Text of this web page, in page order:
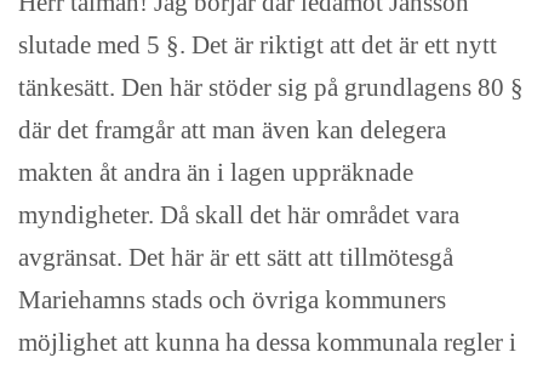
slutade med 5 §. Det är riktigt att det är ett nytt
tänkesätt. Den här stöder sig på grundlagens 80 §
där det framgår att man även kan delegera
makten åt andra än i lagen uppräknade
myndigheter. Då skall det här området vara
avgränsat. Det här är ett sätt att tillmötesgå
Mariehamns stads och övriga kommuners
möjlighet att kunna ha dessa kommunala regler i